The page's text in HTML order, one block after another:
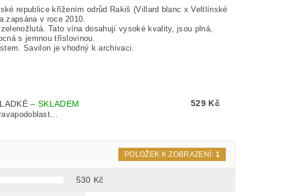
republice křížením odrůd Rakiš (Villard blanc x Veltlínské
zapsána v roce 2010.
Tato vína dosahují vysoké kvality, jsou plná,
s jemnou tříslovinou.
Savilon je vhodný k archivaci.
– SKLADEM 529 Kč
530 Kč
POLOŽEK K ZOBRAZENÍ: 1